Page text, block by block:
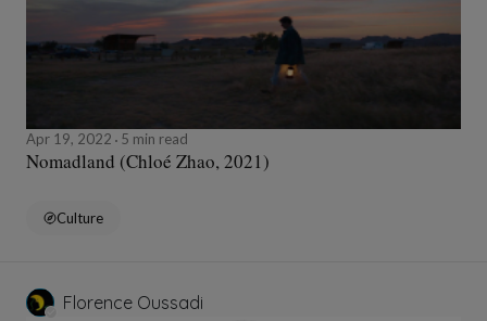
Apr 19, 2022 5 min read
Nomadland (Chloé Zhao, 2021)
Culture
Florence Oussadi